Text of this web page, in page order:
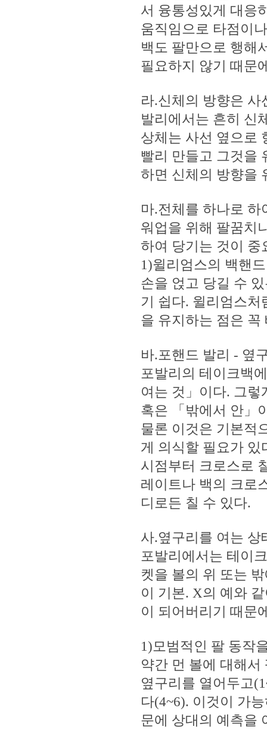
서 융통성있게 대응
움직임으로 타점이
백도 팔만으로 행해
필요하지 않기 때문
라.신체의 방향은 사
발리에서는 흔히 신
상체는 사선 옆으로
빨리 만들고 그것을
하면 신체의 방향을
마.전체를 하나로 하
워업을 위해 팔꿈치
하여 당기는 것이 중
1)윌리엄스의 백핸
손을 얹고 당길 수
기 쉽다. 윌리엄스
을 유지하는 점은 꼭
바.포핸드 발리 - 옆
포발리의 테이크백
여는 것」이다. 그
혹은 「밖에서 안」
물론 이것은 기본적
게 의식할 필요가 있
시점부터 크로스로
레이트나 백의 크로
디로든 칠 수 있다.
사.옆구리를 여는 상
포발리에서는 테이
켓을 볼의 위 또는
이 기본. X의 예와
이 되어버리기 때문
1)모범적인 팔 동작
약간 먼 볼에 대해
옆구리를 열어두고
다(4~6). 이것이 가
문에 상대의 예측을